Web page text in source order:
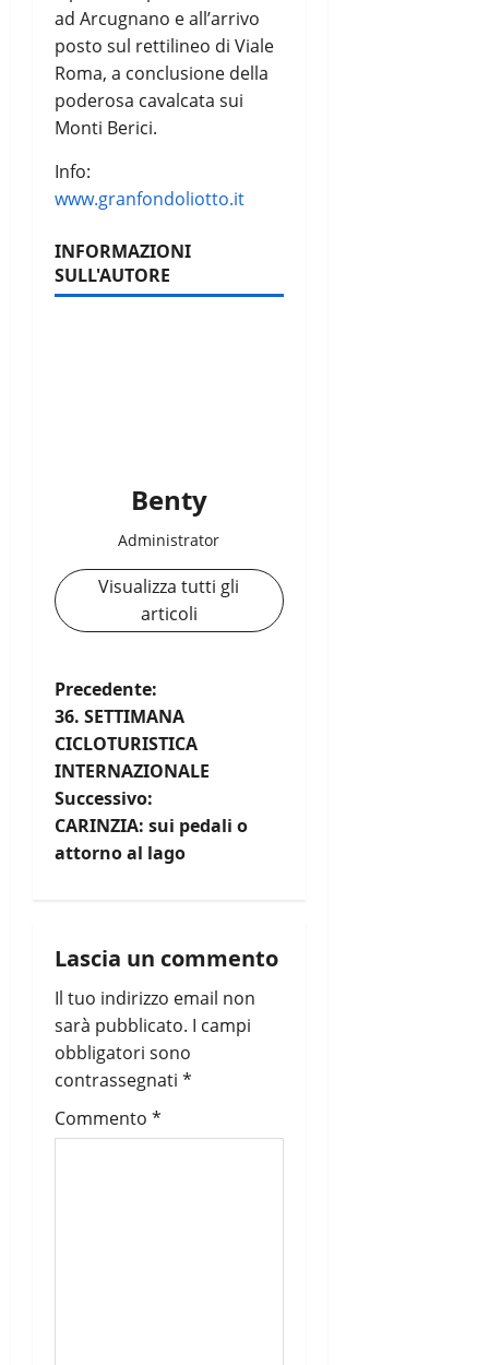
ad Arcugnano e all’arrivo
posto sul rettilineo di Viale
Roma, a conclusione della
poderosa cavalcata sui
Monti Berici.
Info:
www.granfondoliotto.it
INFORMAZIONI
SULL'AUTORE
Benty
Administrator
Visualizza tutti gli
articoli
N
a
v
i
z
i
o
n
Precedente:
36. SETTIMANA
CICLOTURISTICA
INTERNAZIONALE
Successivo:
CARINZIA: sui pedali o
attorno al lago
Lascia un commento
Il tuo indirizzo email non
sarà pubblicato. I campi
obbligatori sono
contrassegnati *
Commento *